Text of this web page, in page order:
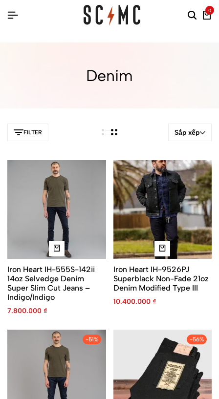
0
Denim
FILTER Sắp xếp
Iron Heart IH-555S-142ii
14oz Selvedge Denim
Super Slim Cut Jeans –
Indigo/Indigo
7.800.000 ₫
Iron Heart IH-9526PJ
Superblack Non-Fade 21oz
Denim Modified Type III
10.400.000 ₫
-51% -56%